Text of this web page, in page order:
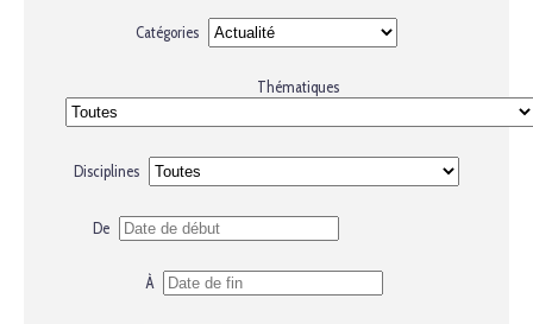
Catégories
Thématiques
Disciplines
De
À